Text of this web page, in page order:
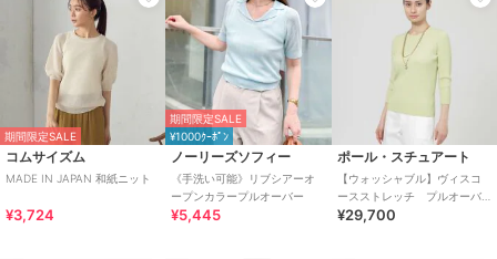
期間限定SALE
コムサイズム
MADE IN JAPAN 和紙ニット
¥3,724
期間限定SALE
¥1000ｸｰﾎﾟﾝ
ノーリーズソフィー
《手洗い可能》リブシアーオ
ープンカラープルオーバー
¥5,445
ポール・スチュアート
【ウォッシャブル】ヴィスコ
ースストレッチ プルオーバ
ー
¥29,700